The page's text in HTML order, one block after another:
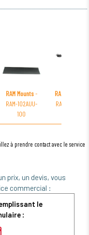
RAM Mounts-
RAM-102AUU-
100
RAM Mounts
RAM-VB-138-
à prendre contact avec le service
prix, un devis, vous
commercial :
le
: